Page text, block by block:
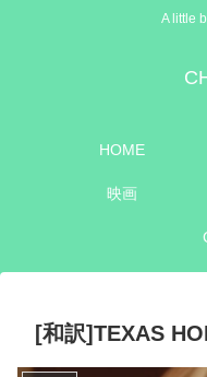
A little
HOME
映画
[和訳]TEXAS